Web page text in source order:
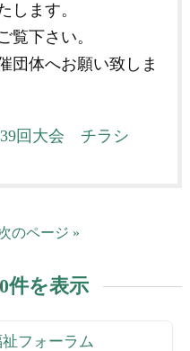
します。
覧下さい。
団体へお願い致しま
39回大会 チラシ
のページ »
件を表示
フォーラム